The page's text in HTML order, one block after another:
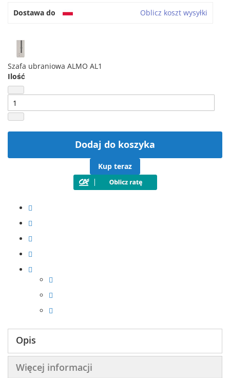
Dostawa do Oblicz koszt wysyłki
Szafa ubraniowa ALMO AL1
Ilość
Dodaj do koszyka
Kup teraz
Opis
Więcej informacji